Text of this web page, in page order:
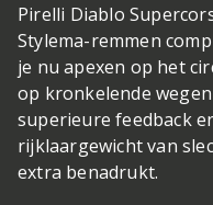
Pirelli Diablo
Stylema-remmen
je nu apexen op het
op kronkelende
superieure feedback
rijklaargewicht van
extra benadrukt.